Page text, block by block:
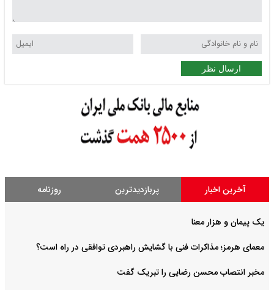
ارسال نظر
آخرین اخبار پربازدیدترین روزنامه
یک پیمان و هزار معنا
معمای هرمز؛ مذاکرات فنی با گشایش راهبردی توافقی در راه است؟
مخبر انتصاب محسن رضایی را تبریک گفت